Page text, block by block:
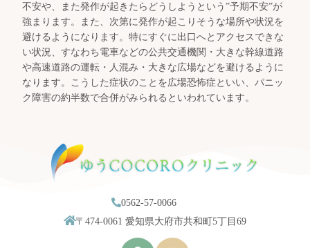
不安や、また発作が起きたらどうしようという”予期不安”が
強まります。また、次第に発作が起こりそうな場所や状況を
避けるようになります。特にすぐに出口へとアクセスできな
い状況、すなわち電車などの公共交通機関・大きな幹線道路
や高速道路の運転・人混み・大きな広場などを避けるように
なります。こうした症状のことを広場恐怖症といい、パニッ
ク障害の約半数で合併がみられるといわれています。
0562-57-0066
〒474-0061 愛知県大府市共和町5丁目69